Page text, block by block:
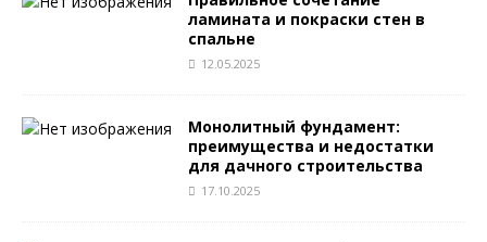
ламината и покраски стен в
спальне
12.05.2025
Монолитный фундамент:
преимущества и недостатки
для дачного строительства
17.10.2025